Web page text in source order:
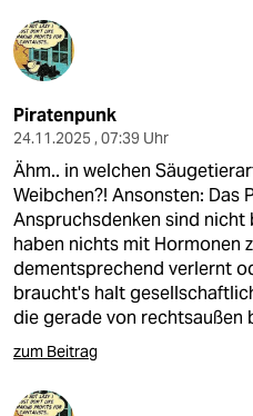
Piratenpunk
24.11.2025 , 07:39 Uhr
Ähm.. in welchen
Weibchen?! Ansonsten: Das
Anspruchsdenken sind
haben nichts mit Hormonen
dementsprechend verlernt
braucht's halt
die gerade von rechtsaußen
zum Beitrag